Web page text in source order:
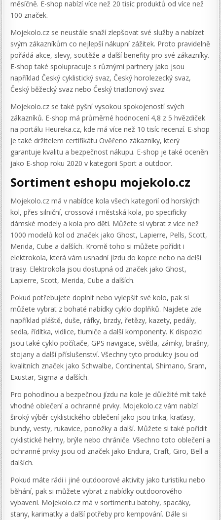
měsíčně. E-shop nabízí více než 20 tisíc produktů od více než
100 značek.
Mojekolo.cz se neustále snaží zlepšovat své služby a nabízet
svým zákazníkům co nejlepší nákupní zážitek. Proto pravidelně
pořádá akce, slevy, soutěže a další benefity pro své zákazníky.
E-shop také spolupracuje s různými partnery jako jsou
například Český cyklistický svaz, Český horolezecký svaz,
Český běžecký svaz nebo Český triatlonový svaz.
Mojekolo.cz se také pyšní vysokou spokojeností svých
zákazníků. E-shop má průměrné hodnocení 4,8 z 5 hvězdiček
na portálu Heureka.cz, kde má více než 10 tisíc recenzí. E-shop
je také držitelem certifikátu Ověřeno zákazníky, který
garantuje kvalitu a bezpečnost nákupu. E-shop je také oceněn
jako E-shop roku 2020 v kategorii Sport a outdoor.
Sortiment eshopu mojekolo.cz
Mojekolo.cz má v nabídce kola všech kategorií od horských
kol, přes silniční, crossová i městská kola, po specificky
dámské modely a kola pro děti. Můžete si vybrat z více než
1000 modelů kol od značek jako Ghost, Lapierre, Pells, Scott,
Merida, Cube a dalších. Kromě toho si můžete pořídit i
elektrokola, která vám usnadní jízdu do kopce nebo na delší
trasy. Elektrokola jsou dostupná od značek jako Ghost,
Lapierre, Scott, Merida, Cube a dalších.
Pokud potřebujete doplnit nebo vylepšit své kolo, pak si
můžete vybrat z bohaté nabídky cyklo doplňků. Najdete zde
například pláště, duše, ráfky, brzdy, řetězy, kazety, pedály,
sedla, řídítka, vidlice, tlumiče a další komponenty. K dispozici
jsou také cyklo počítače, GPS navigace, světla, zámky, brašny,
stojany a další příslušenství. Všechny tyto produkty jsou od
kvalitních značek jako Schwalbe, Continental, Shimano, Sram,
Exustar, Sigma a dalších.
Pro pohodlnou a bezpečnou jízdu na kole je důležité mít také
vhodné oblečení a ochranné prvky. Mojekolo.cz vám nabízí
široký výběr cyklistického oblečení jako jsou trika, kraťasy,
bundy, vesty, rukavice, ponožky a další. Můžete si také pořídit
cyklistické helmy, brýle nebo chrániče. Všechno toto oblečení a
ochranné prvky jsou od značek jako Endura, Craft, Giro, Bell a
dalších.
Pokud máte rádi i jiné outdoorové aktivity jako turistiku nebo
běhání, pak si můžete vybrat z nabídky outdoorového
vybavení. Mojekolo.cz má v sortimentu batohy, spacáky,
stany, karimatky a další potřeby pro kempování. Dále si